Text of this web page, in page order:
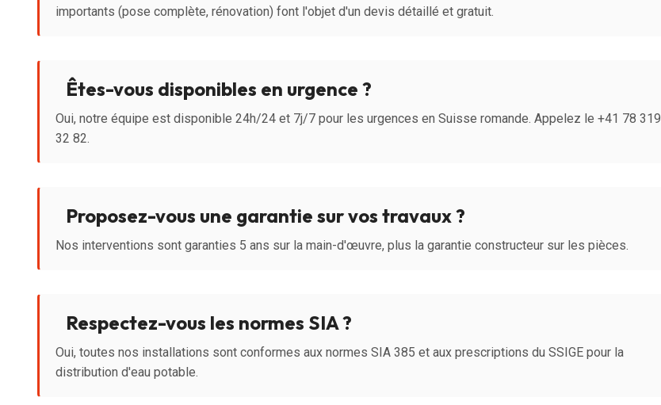
importants (pose complète, rénovation) font l'objet d'un devis détaillé et gratuit.
Êtes-vous disponibles en urgence ?
Oui, notre équipe est disponible 24h/24 et 7j/7 pour les urgences en Suisse romande. Appelez le +41 78 319
32 82.
Proposez-vous une garantie sur vos travaux ?
Nos interventions sont garanties 5 ans sur la main-d'œuvre, plus la garantie constructeur sur les pièces.
Respectez-vous les normes SIA ?
Oui, toutes nos installations sont conformes aux normes SIA 385 et aux prescriptions du SSIGE pour la
distribution d'eau potable.